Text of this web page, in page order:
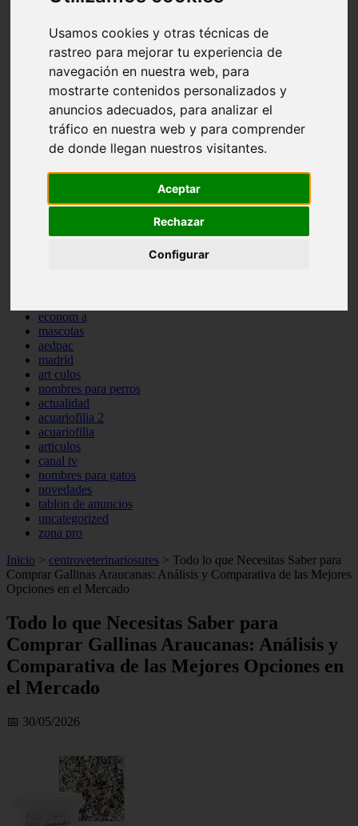
Usamos cookies y otras técnicas de
rastreo para mejorar tu experiencia de
navegación en nuestra web, para
mostrarte contenidos personalizados y
anuncios adecuados, para analizar el
tráfico en nuestra web y para comprender
de donde llegan nuestros visitantes.
Aceptar
Rechazar
Configurar
protagonistas
reptiles
abandono
adopci n
ferias
higiene
snacks
acuario
iberzoo propet
comercios
estanques
conejos
econom a
mascotas
aedpac
madrid
art culos
nombres para perros
actualidad
acuariofilia 2
acuariofilia
articulos
canal tv
nombres para gatos
novedades
tablon de anuncios
uncategorized
zona pro
Inicio > centroveterinariosures > Todo lo que Necesitas Saber para
Comprar Gallinas Araucanas: Análisis y Comparativa de las Mejores
Opciones en el Mercado
Todo lo que Necesitas Saber para
Comprar Gallinas Araucanas: Análisis y
Comparativa de las Mejores Opciones en
el Mercado
📅 30/05/2026